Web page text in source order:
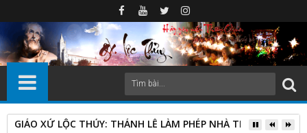
GIÁO XỨ LỘC THỦY: THÁNH LỄ LÀM PHÉP NHÀ THỜ GIÁO